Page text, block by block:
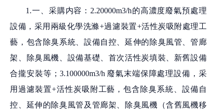
1.一、采購内容：2.20000m3/h的高濃度廢氣預處理
設備，采用兩級化學洗滌+過濾裝置+活性炭吸附處理工
藝，包含除臭系統、設備自控、延伸的除臭風管、管廊
架、除臭風機、設備基礎、首次活性炭填裝、新舊設備
合攏安裝等；3.100000m3/h 廢氣末端保障處理設備，采
用過濾裝置+活性炭吸附工藝，包含除臭系統、設備自
控、延伸的除臭風管及管廊架、除臭風機（含舊風機移